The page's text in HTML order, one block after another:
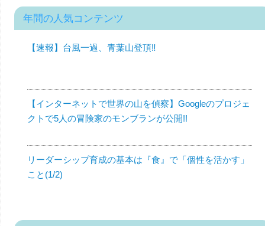
年間の人気コンテンツ
【速報】台風一過、青葉山登頂‼︎
【インターネットで世界の山を偵察】Googleのプロジェ
クトで5人の冒険家のモンブランが公開!!
リーダーシップ育成の基本は『食』で「個性を活かす」
こと(1/2)